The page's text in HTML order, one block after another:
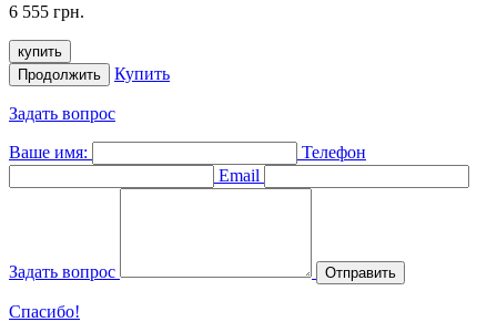
6 555 грн.
купить
Продолжить
Купить
Задать вопрос
Ваше имя:
Телефон
Email
Задать вопрос Отправить
Спасибо!